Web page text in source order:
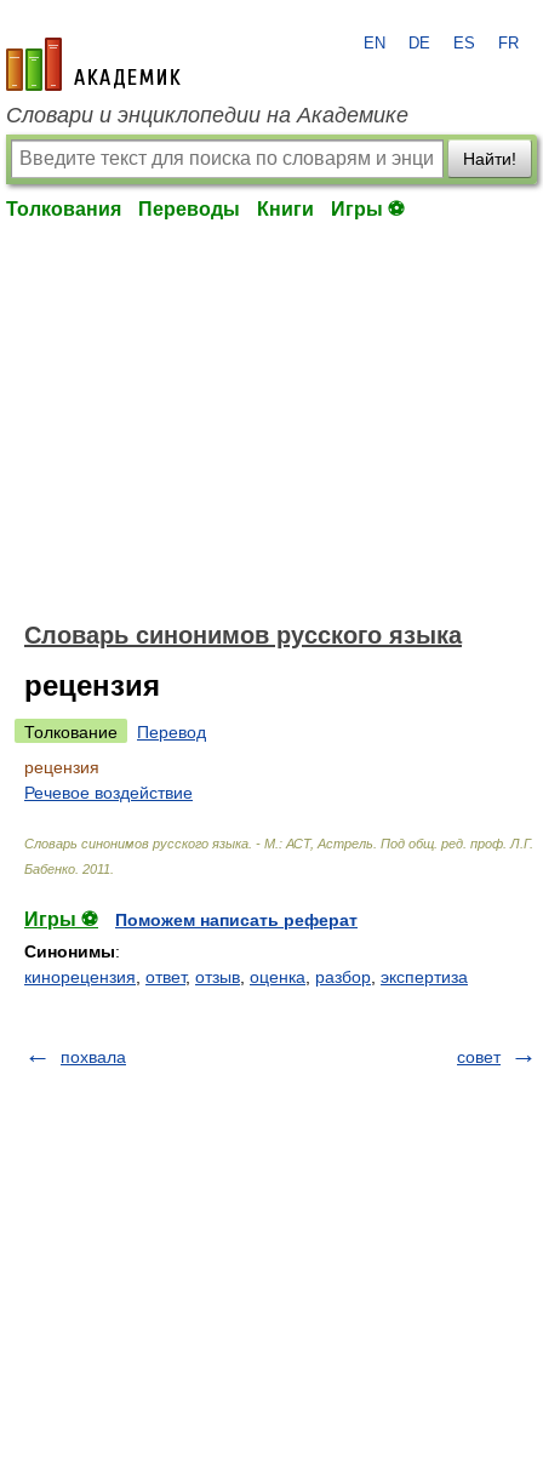
academic.ru
EN DE ES FR
Словари и энциклопедии на Академике
Найти!
Толкования Переводы Книги Игры ⚽
Словарь синонимов русского языка
рецензия
Толкование
Перевод
рецензия
Речевое воздействие
Словарь синонимов русского языка. - М.: АСТ, Астрель Под общ. ред. проф. Л.Г.
Бабенко 2011
Игры ⚽
Поможем написать реферат
Синонимы:
кинорецензия ответ, отзыв оценка разбор экспертиза
похвала совет